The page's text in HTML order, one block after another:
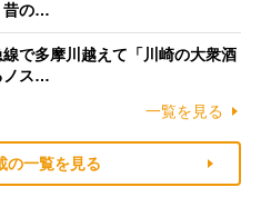
昔の…
線で多摩川越えて「川崎の大衆酒
ノス…
一覧を見る
の一覧を見る